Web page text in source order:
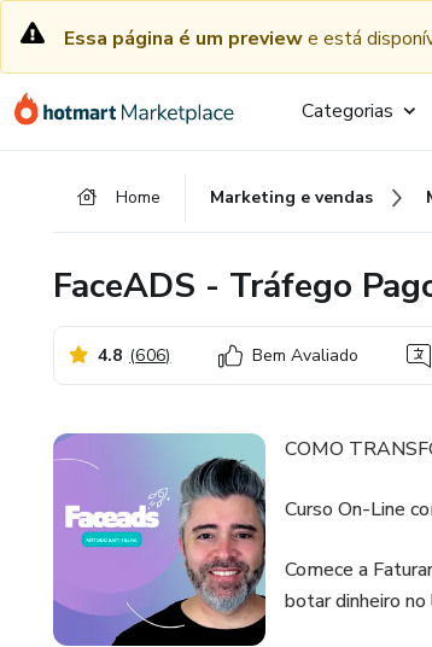
para
o
conteúdo
principal
para
o
pagamento
para
o
rodapé
Categorias
Essa página é um previewe está
Home Marketing e vendas
FaceADS - Tráfego
4.8 (606) Bem Avaliado
COMO
Curso On-Line
Comece a
botar dinheiro no